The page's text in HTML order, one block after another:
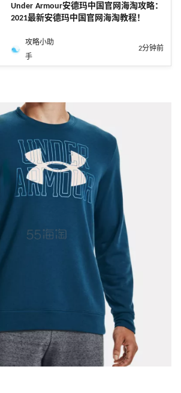
Under Armour安德玛中国官网海淘攻略：
2021最新安德玛中国官网海淘教程！
攻略小助
手
2分钟前